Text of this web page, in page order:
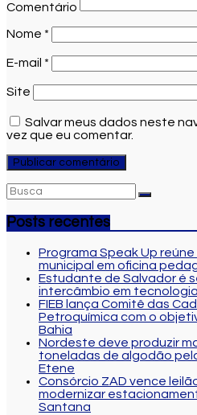
Comentário
Nome *
E-mail *
Site
Salvar meus dados neste
vez que eu comentar.
Posts recentes
Programa Speak Up
municipal em oficina
Estudante de Salvador é
intercâmbio em
FIEB lança Comitê das
Petroquímica com o
Bahia
Nordeste deve produzir
toneladas de algodão
Etene
Consórcio ZAD vence
modernizar
Santana